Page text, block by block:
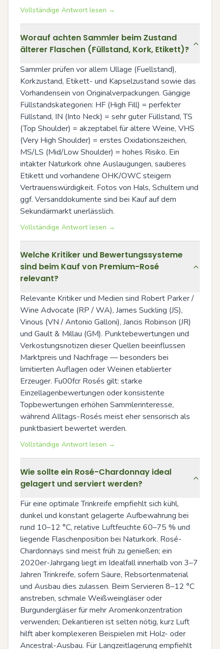
Vollständige Antwort lesen →
Worauf achten Sammler beim Zustand
älterer Flaschen (Füllstand, Kork, Etikett)?
Sammler prüfen vor allem Ullage (Fuellstand),
Korkzustand, Etikett- und Kapselzustand sowie das
Vorhandensein von Originalverpackungen. Gängige
Füllstandskategorien: HF (High Fill) = perfekter
Füllstand, IN (Into Neck) = sehr guter Füllstand, TS
(Top Shoulder) = akzeptabel für ältere Weine, VHS
(Very High Shoulder) = erstes Oxidationszeichen,
MS/LS (Mid/Low Shoulder) = hohes Risiko. Ein
intakter Naturkork ohne Auslaugungen, sauberes
Etikett und vorhandene OHK/OWC steigern
Vertrauenswürdigkeit. Fotos von Hals, Schultern und
ggf. Versanddokumente sind bei Kauf auf dem
Sekundärmarkt unerlässlich.
Vollständige Antwort lesen →
Welche Kritiker und Bewertungssysteme
sind beim Kauf von Premium-Rosé
relevant?
Relevante Kritiker und Medien sind Robert Parker /
Wine Advocate (RP / WA), James Suckling (JS),
Vinous (VN / Antonio Galloni), Jancis Robinson (JR)
und Gault & Millau (GM). Punktebewertungen und
Verkostungsnotizen dieser Quellen beeinflussen
Marktpreis und Nachfrage — besonders bei
limitierten Auflagen oder Weinen etablierter
Erzeuger. Fu00fcr Rosés gilt: starke
Einzellagenbewertungen oder konsistente
Topbewertungen erhöhen Sammlerinteresse,
während Alltags-Rosés meist eher sensorisch als
punktbasiert bewertet werden.
Vollständige Antwort lesen →
Wie sollte ein Rosé-Chardonnay ideal
gelagert und serviert werden?
Für eine optimale Trinkreife empfiehlt sich kühl,
dunkel und konstant gelagerte Aufbewahrung bei
rund 10–12 °C, relative Luftfeuchte 60–75 % und
liegende Flaschenposition bei Naturkork. Rosé-
Chardonnays sind meist früh zu genießen; ein
2020er-Jahrgang liegt im Idealfall innerhalb von 3–7
Jahren Trinkreife, sofern Säure, Rebsortenmaterial
und Ausbau dies zulassen. Beim Servieren 8–12 °C
anstreben, schmale Weißweingläser oder
Burgundergläser für mehr Aromenkonzentration
verwenden; Dekantieren ist selten nötig, kurz Luft
hilft aber komplexeren Beispielen mit Holz- oder
Ancestral-Ausbau. Für Langzeitlagerung empfiehlt